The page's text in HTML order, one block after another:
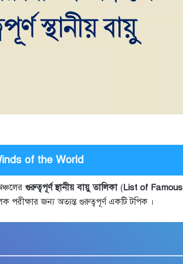
of the World
গুরুত্বপূর্ণ স্থানীয় বায়ু তালিকা(List of Famous
পরীক্ষার জন্য অত্যন্ত গুরুত্বপূর্ণ একটি টপিক ।